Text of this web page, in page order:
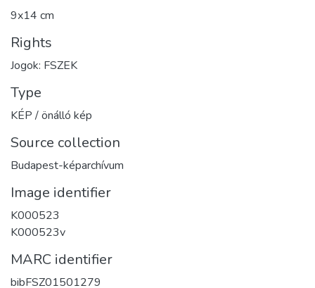
9x14 cm
Rights
Jogok: FSZEK
Type
KÉP / önálló kép
Source collection
Budapest-képarchívum
Image identifier
K000523
K000523v
MARC identifier
bibFSZ01501279